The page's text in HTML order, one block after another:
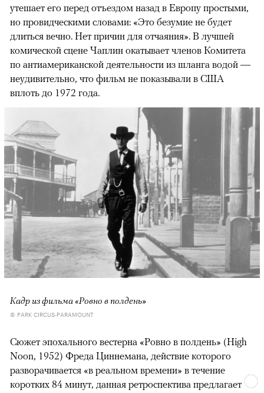
утешает его перед отъездом назад в Европу простыми,
но провидческими словами: «Это безумие не будет
длиться вечно. Нет причин для отчаяния». В лучшей
комической сцене Чаплин окатывает членов Комитета
по антиамериканской деятельности из шланга водой —
неудивительно, что фильм не показывали в США
вплоть до 1972 года.
Кадр из фильма «Ровно в полдень»
© PARK CIRCUS-PARAMOUNT
Сюжет эпохального вестерна «Ровно в полдень» (High
Noon, 1952) Фреда Циннемана, действие которого
разворачивается «в реальном времени» в течение
коротких 84 минут, данная ретроспектива предлагает